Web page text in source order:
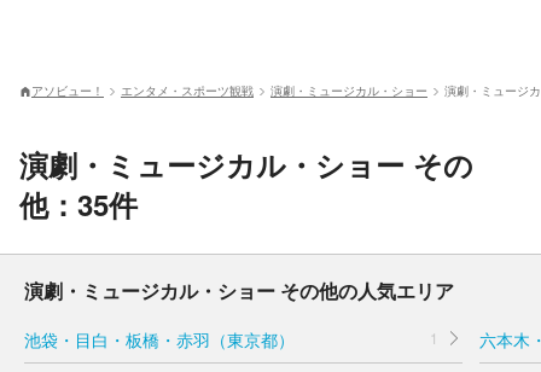
アソビュー！ エンタメ・スポーツ観戦 演劇・ミュージカル・ショー 演劇・ミュージ
演劇・ミュージカル・ショー その
他：35件
演劇・ミュージカル・ショー その他の人気エリア
池袋・目白・板橋・赤羽（東京都） 1 六本木